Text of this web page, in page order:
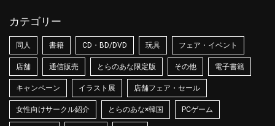
カテゴリー
同人 書籍 CD・BD/DVD 玩具 フェア・イベント
店舗 通信販売 とらのあな限定版 その他 電子書籍
キャンペーン イラスト展 店舗フェア・セール
女性向けサークル紹介 とらのあな×韓国 PCゲーム